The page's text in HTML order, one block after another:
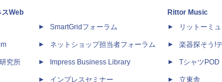
スWeb
究所
SmartGridフォーラム
ネットショップ担当者フォーラム
Impress Business Library
インプレスセミナー
Rittor Music
リットーミ
楽器探そう!
Tシャツ
立東舎